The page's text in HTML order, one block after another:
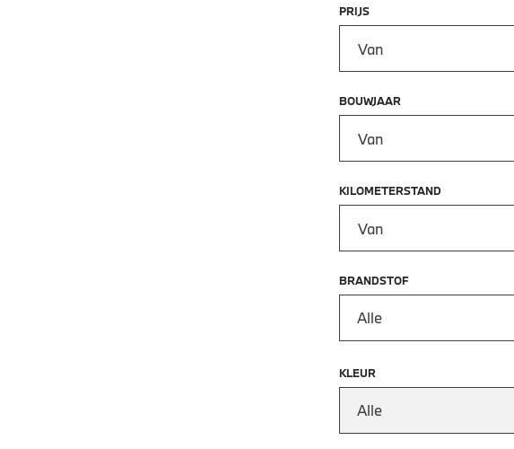
PRIJS
BOUWJAAR
KILOMETERSTAND
BRANDSTOF
Alle
KLEUR
Alle